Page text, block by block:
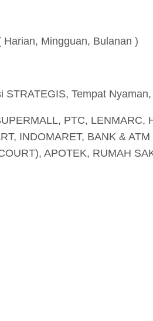
Mingguan, Bulanan )
Tempat
PTC, LENMARC,
INDOMARET, BANK &
APOTEK, RUMAH